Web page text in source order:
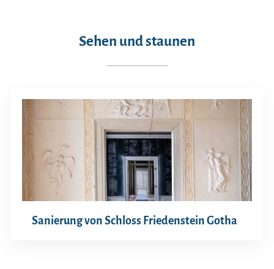
Sehen und staunen
Sanierung von Schloss Friedenstein Gotha